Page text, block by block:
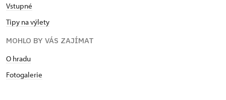
Vstupné
Tipy na výlety
MOHLO BY VÁS ZAJÍMAT
O hradu
Fotogalerie